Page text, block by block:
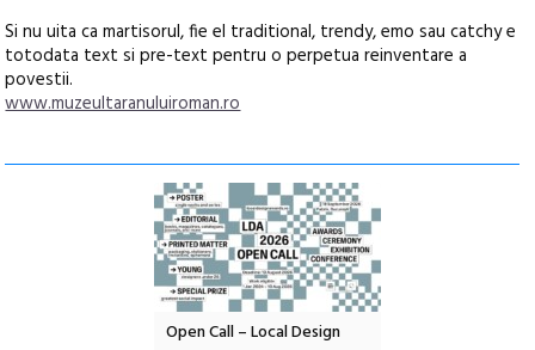
Si nu uita ca martisorul, fie el traditional, trendy, emo sau catchy e
totodata text si pre-text pentru o perpetua reinventare a
povestii.
www.muzeultaranuluiroman.ro
Open Call – Local Design